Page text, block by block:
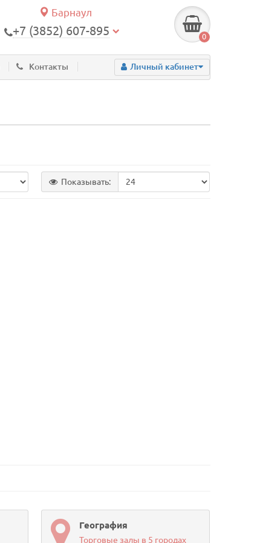
Барнаул
+7 (3852) 607-895 0
Контакты Личный кабинет
Показывать:
География
Торговые залы в 5 городах